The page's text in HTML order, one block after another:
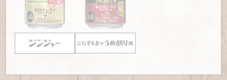
賑わう旧伊勢街道沿いの角打ち
【大阪「花野商店」】「酒を本当に愛する人」が笑顔で集
う 大阪・天王寺の老舗角打ち
【大阪「明昭屋」】主人の働きっぷりが「可愛い」と評
により磨かれた下町の味
【堀切菖蒲園「もつ焼 のんき」】常連客たちに守られ、受
け継がれる"下町の文化遺産"ここにあり
【鐘ヶ淵「はりや」】永世名人も愛した人間模様がある